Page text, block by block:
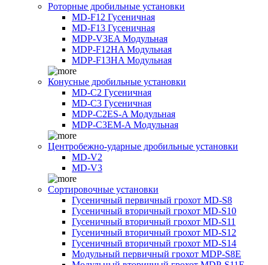
Роторные дробильные установки
MD-F12 Гусеничная
MD-F13 Гусеничная
MDP-V3EA Модульная
MDP-F12HA Модульная
MDP-F13HA Модульная
Конусные дробильные установки
MD-C2 Гусеничная
MD-C3 Гусеничная
MDP-C2ES-A Модульная
MDP-C3EM-A Модульная
Центробежно-ударные дробильные установки
MD-V2
MD-V3
Сортировочные установки
Гусеничный первичный грохот MD-S8
Гусеничный вторичный грохот MD-S10
Гусеничный вторичный грохот MD-S11
Гусеничный вторичный грохот MD-S12
Гусеничный вторичный грохот MD-S14
Модульный первичный грохот MDP-S8E